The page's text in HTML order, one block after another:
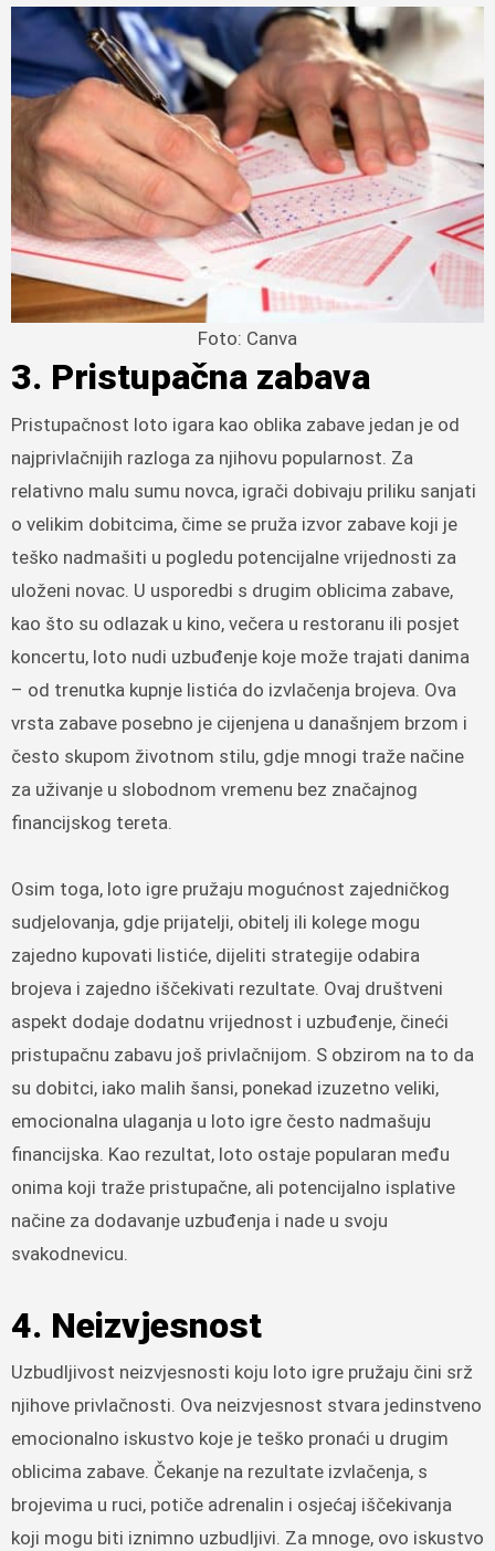
Foto: Canva
3. Pristupačna zabava
Pristupačnost loto igara kao oblika zabave jedan je od
najprivlačnijih razloga za njihovu popularnost. Za
relativno malu sumu novca, igrači dobivaju priliku sanjati
o velikim dobitcima, čime se pruža izvor zabave koji je
teško nadmašiti u pogledu potencijalne vrijednosti za
uloženi novac. U usporedbi s drugim oblicima zabave,
kao što su odlazak u kino, večera u restoranu ili posjet
koncertu, loto nudi uzbuđenje koje može trajati danima
– od trenutka kupnje listića do izvlačenja brojeva. Ova
vrsta zabave posebno je cijenjena u današnjem brzom i
često skupom životnom stilu, gdje mnogi traže načine
za uživanje u slobodnom vremenu bez značajnog
financijskog tereta.
Osim toga, loto igre pružaju mogućnost zajedničkog
sudjelovanja, gdje prijatelji, obitelj ili kolege mogu
zajedno kupovati listiće, dijeliti strategije odabira
brojeva i zajedno iščekivati rezultate. Ovaj društveni
aspekt dodaje dodatnu vrijednost i uzbuđenje, čineći
pristupačnu zabavu još privlačnijom. S obzirom na to da
su dobitci, iako malih šansi, ponekad izuzetno veliki,
emocionalna ulaganja u loto igre često nadmašuju
financijska. Kao rezultat, loto ostaje popularan među
onima koji traže pristupačne, ali potencijalno isplative
načine za dodavanje uzbuđenja i nade u svoju
svakodnevicu.
4. Neizvjesnost
Uzbudljivost neizvjesnosti koju loto igre pružaju čini srž
njihove privlačnosti. Ova neizvjesnost stvara jedinstveno
emocionalno iskustvo koje je teško pronaći u drugim
oblicima zabave. Čekanje na rezultate izvlačenja, s
brojevima u ruci, potiče adrenalin i osjećaj iščekivanja
koji mogu biti iznimno uzbudljivi. Za mnoge, ovo iskustvo